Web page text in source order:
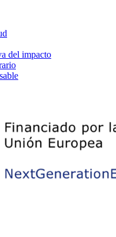
del impacto